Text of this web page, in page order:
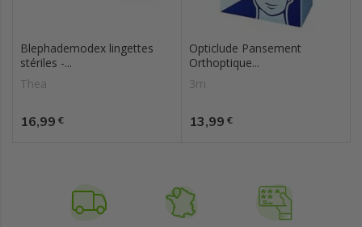
Blephademodex lingettes
stériles -...
Thea
Prix
16,99 €
Opticlude Pansement
Orthoptique...
3m
Prix
13,99 €